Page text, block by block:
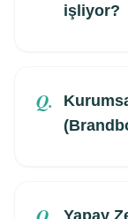
işliyor?
Q.